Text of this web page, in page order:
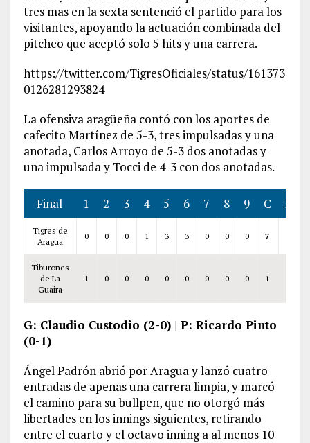
tres mas en la sexta sentenció el partido para los
visitantes, apoyando la actuación combinada del
pitcheo que aceptó solo 5 hits y una carrera.
https://twitter.com/TigresOficiales/status/161373
0126281293824
La ofensiva aragüeña contó con los aportes de
cafecito Martínez de 5-3, tres impulsadas y una
anotada, Carlos Arroyo de 5-3 dos anotadas y
una impulsada y Tocci de 4-3 con dos anotadas.
Final 1 2 3 4 5 6 7 8 9 C H
Tigres de
Aragua
0 0 0 1 3 3 0 0 0 7
Tiburones
de La
Guaira
1 0 0 0 0 0 0 0 0 1
G: Claudio Custodio (2-0) | P: Ricardo Pinto
(0-1)
Ángel Padrón abrió por Aragua y lanzó cuatro
entradas de apenas una carrera limpia, y marcó
el camino para su bullpen, que no otorgó más
libertades en los innings siguientes, retirando
entre el cuarto y el octavo inning a al menos 10